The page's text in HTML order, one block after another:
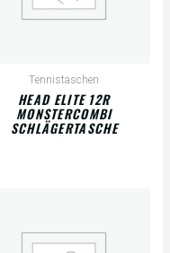
Tennistaschen
HEAD ELITE 12R
MONSTERCOMBI
SCHLÄGERTASCHE